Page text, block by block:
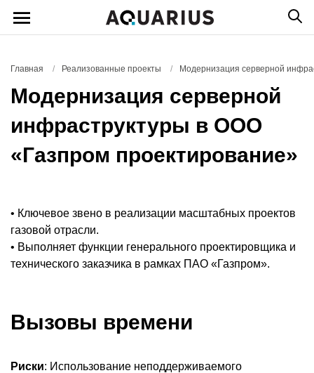
Главная / Реализованные проекты / Модернизация серверной
Модернизация серверной
инфраструктуры в ООО
«Газпром проектирование»
• Ключевое звено в реализации масштабных проектов
газовой отрасли.
• Выполняет функции генерального проектировщика и
технического заказчика в рамках ПАО «Газпром».
Вызовы времени
Риски: Использование неподдерживаемого